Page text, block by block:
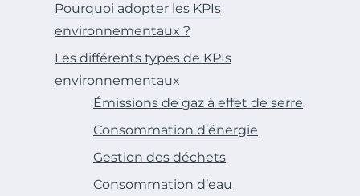
Pourquoi adopter les KPIs
environnementaux ?
Les différents types de KPIs
environnementaux
Émissions de gaz à effet de serre
Consommation d’énergie
Gestion des déchets
Consommation d’eau